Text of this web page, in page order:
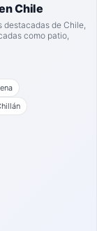
Chile
destacadas de Chile,
como patio,